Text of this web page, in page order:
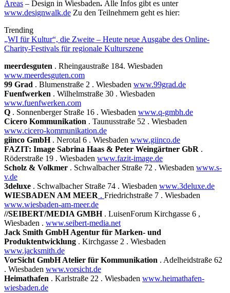
Areas – Design in Wiesbaden. Alle Infos gibt es unter
www.designwalk.de Zu den Teilnehmern geht es hier:
Trending
„WI für Kultur“, die Zweite – Heute neue Ausgabe des Online-
Charity-Festivals für regionale Kulturszene
meerdesguten . Rheingaustraße 184. Wiesbaden
www.meerdesguten.com
99 Grad . Blumenstraße 2 . Wiesbaden www.99grad.de
Fuenfwerken . Wilhelmstraße 30 . Wiesbaden
www.fuenfwerken.com
Q . Sonnenberger Straße 16 . Wiesbaden www.q-gmbh.de
Cicero Kommunikation . Taunusstraße 52 . Wiesbaden
www.cicero-kommunikation.de
giinco GmbH . Nerotal 6 . Wiesbaden www.giinco.de
FAZIT: Image Sabrina Haas & Peter Weingärtner GbR .
Röderstraße 19 . Wiesbaden www.fazit-image.de
Scholz & Volkmer . Schwalbacher Straße 72 . Wiesbaden www.s-
v.de
3deluxe . Schwalbacher Straße 74 . Wiesbaden www.3deluxe.de
WIESBADEN AM MEER . Friedrichstraße 7 . Wiesbaden
www.wiesbaden-am-meer.de
//SEIBERT/MEDIA GMBH. LuisenForum Kirchgasse 6 ,
Wiesbaden . www.seibert-media.net
Jack Smith GmbH Agentur für Marken- und
Produktentwicklung . Kirchgasse 2 . Wiesbaden
www.jacksmith.de
VorSicht GmbH Atelier für Kommunikation . Adelheidstraße 62
. Wiesbaden www.vorsicht.de
Heimathafen . Karlstraße 22 . Wiesbaden www.heimathafen-
wiesbaden.de